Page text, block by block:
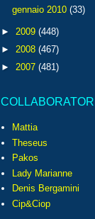
gennaio 2010 (33)
► 2009 (448)
► 2008 (467)
► 2007 (481)
COLLABORATORI
Mattia
Theseus
Pakos
Lady Marianne
Denis Bergamini
Cip&Ciop